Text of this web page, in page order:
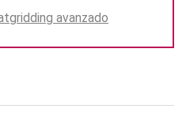
avanzado